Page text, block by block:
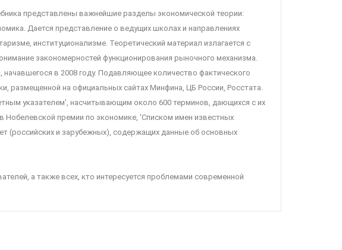
представлены важнейшие разделы экономической теории:
Дается представление о ведущих школах и направлениях
институционализме. Теоретический материал излагается с
закономерностей функционирования рыночного механизма.
в 2008 году. Подавляющее количество фактического
размещенной на официальных сайтах Минфина, ЦБ России, Росстата.
указателем', насчитывающим около 600 терминов, дающихся с их
премии по экономике, 'Списком имен известных
(российских и зарубежных), содержащих данные об основных
а также всех, кто интересуется проблемами современной